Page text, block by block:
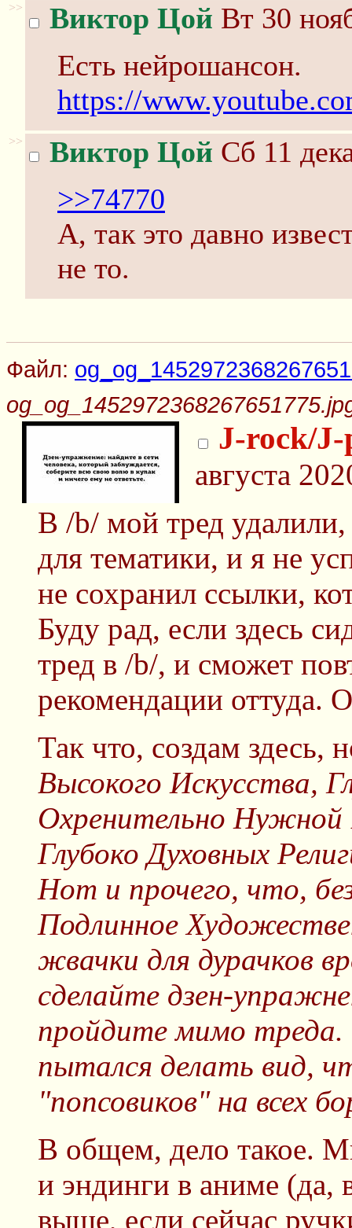
>> Виктор Цой Вт 30
Есть нейрошансон.
https://
>> Виктор Цой Сб 11
>>74770
А, так это давно
не то.
Файл:
J-rock/J-
августа
В /b/ мой тред
для тематики, и я не
не сохранил ссылки,
Буду рад, если здесь
тред в /b/, и сможет
рекомендации оттуда.
Так что, создам
Высокого Искусства,
Охренительно
Глубоко Духовных
Нот и прочего, что,
Подлинное
жвачки для дурачков
сделайте дзен-
пройдите мимо треда.
пытался делать вид,
"попсовиков" на всех
В общем, дело такое.
и эндинги в аниме (да,
выше, если сейчас